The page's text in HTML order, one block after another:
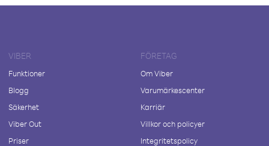
VIBER
Funktioner
Blogg
Säkerhet
Viber Out
Priser
FÖRETAG
Om Viber
Varumärkescenter
Karriär
Villkor och policyer
Integritetspolicy